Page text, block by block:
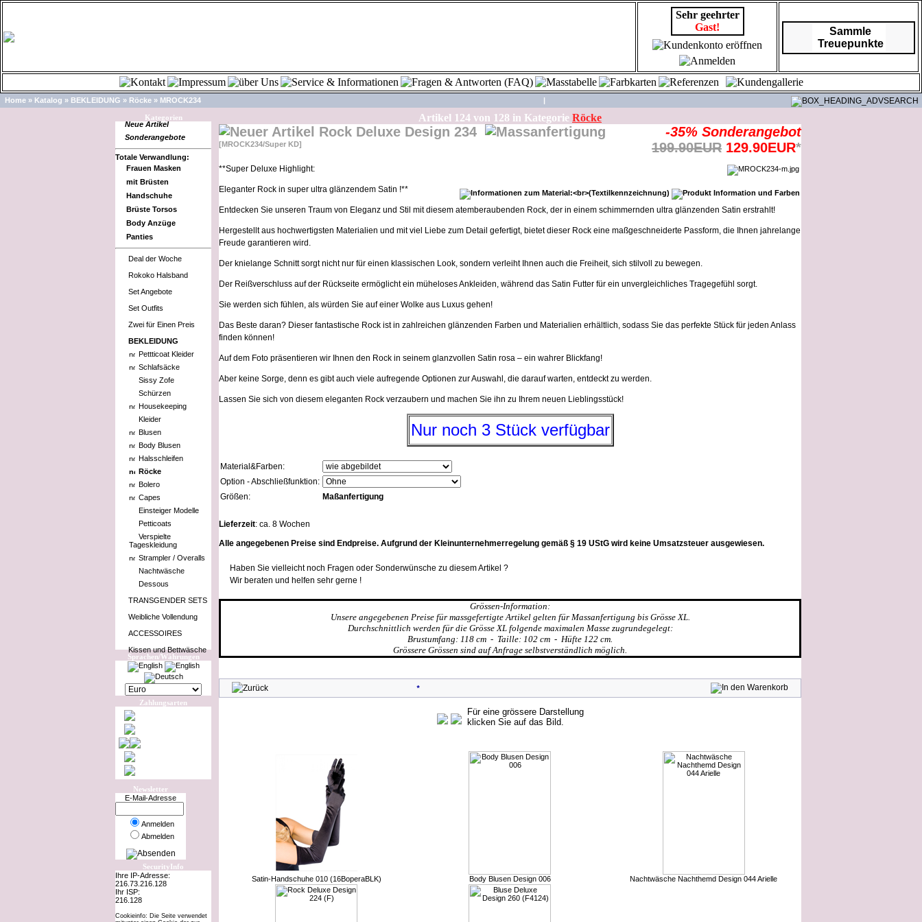
Sehr geehrter
Gast!
Sammle
Treuepunkte
Home » Katalog » BEKLEIDUNG » Röcke » MROCK234 |
Kategorien
Neue Artikel
Sonderangebote
Totale Verwandlung:
Frauen Masken
mit Brüsten
Handschuhe
Brüste Torsos
Body Anzüge
Panties
Deal der Woche
Rokoko Halsband
Set Angebote
Set Outfits
Zwei für Einen Preis
BEKLEIDUNG
Pettticoat Kleider
Schlafsäcke
Sissy Zofe
Schürzen
Housekeeping
Kleider
Blusen
Body Blusen
Halsschleifen
Röcke
Bolero
Capes
Einsteiger Modelle
Petticoats
Verspielte
Tageskleidung
Strampler / Overalls
Nachtwäsche
Dessous
TRANSGENDER SETS
Weibliche Vollendung
ACCESSOIRES
Kissen und Bettwäsche
Sprachen/Währungen
Zahlungsarten
Newsletter
E-Mail-Adresse
Anmelden
Abmelden
SecurityInfo
Ihre IP-Adresse:
216.73.216.128
Ihr ISP:
216.128
Cookieinfo: Die Seite verwendet
Artikel 124 von 128 in Kategorie Röcke
Rock Deluxe Design 234
[MROCK234/Super KD]
-35% Sonderangebot
199.90EUR 129.90EUR*
**Super Deluxe Highlight:
Eleganter Rock in super ultra glänzendem Satin !**
Entdecken Sie unseren Traum von Eleganz und Stil mit diesem atemberaubenden Rock, der in einem schimmernden ultra glänzenden Satin erstrahlt!
Hergestellt aus hochwertigsten Materialien und mit viel Liebe zum Detail gefertigt, bietet dieser Rock eine maßgeschneiderte Passform, die Ihnen jahrelange
Freude garantieren wird.
Der knielange Schnitt sorgt nicht nur für einen klassischen Look, sondern verleiht Ihnen auch die Freiheit, sich stilvoll zu bewegen.
Der Reißverschluss auf der Rückseite ermöglicht ein müheloses Ankleiden, während das Satin Futter für ein unvergleichliches Tragegefühl sorgt.
Sie werden sich fühlen, als würden Sie auf einer Wolke aus Luxus gehen!
Das Beste daran? Dieser fantastische Rock ist in zahlreichen glänzenden Farben und Materialien erhältlich, sodass Sie das perfekte Stück für jeden Anlass
finden können!
Auf dem Foto präsentieren wir Ihnen den Rock in seinem glanzvollen Satin rosa – ein wahrer Blickfang!
Aber keine Sorge, denn es gibt auch viele aufregende Optionen zur Auswahl, die darauf warten, entdeckt zu werden.
Lassen Sie sich von diesem eleganten Rock verzaubern und machen Sie ihn zu Ihrem neuen Lieblingsstück!
Nur noch 3 Stück verfügbar
Material&Farben:
Option - Abschließfunktion:
Größen:
Maßanfertigung
Lieferzeit: ca. 8 Wochen
Alle angegebenen Preise sind Endpreise. Aufgrund der Kleinunternehmerregelung gemäß § 19 UStG wird keine Umsatzsteuer ausgewiesen.
Haben Sie vielleicht noch Fragen oder Sonderwünsche zu diesem Artikel ?
Wir beraten und helfen sehr gerne !
Grössen-Information:
Unsere angegebenen Preise für massgefertigte Artikel gelten für Massanfertigung bis Grösse XL.
Durchschnittlich werden für die Grösse XL folgende maximalen Masse zugrundegelegt:
Brustumfang: 118 cm - Taille: 102 cm - Hüfte 122 cm.
Grössere Grössen sind auf Anfrage selbstverständlich möglich.
*
Für eine grössere Darstellung
klicken Sie auf das Bild.
Satin-Handschuhe 010 (16BoperaBLK) Body Blusen Design 006 Nachtwäsche Nachthemd Design 044 Arielle